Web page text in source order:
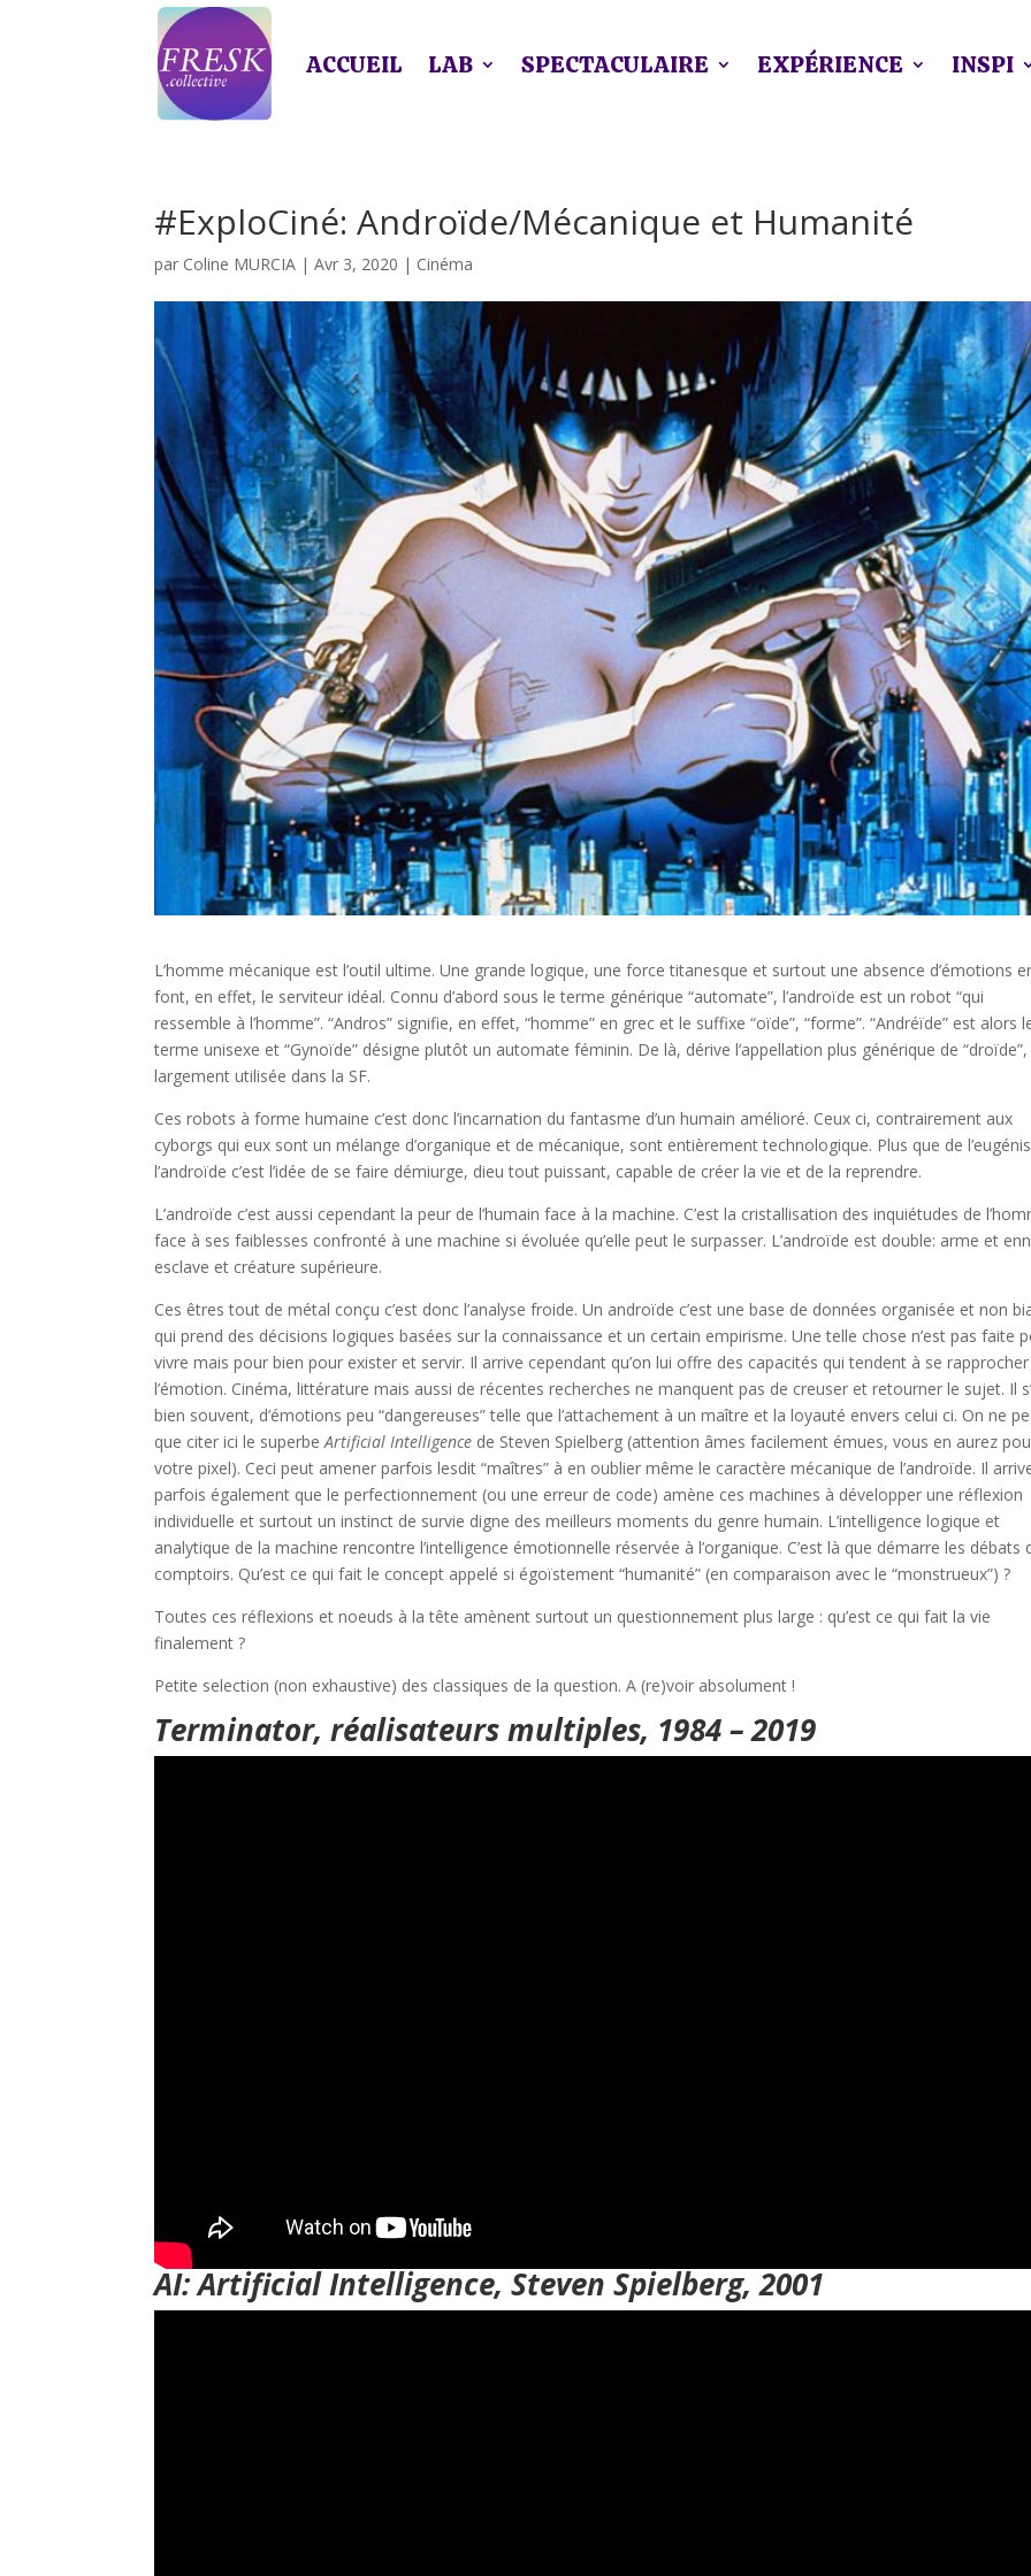
ACCUEIL LAB SPECTACULAIRE EXPÉRIENCE INSPI
#ExploCiné: Androïde/Mécanique et Humanité
par Coline MURCIA |Avr 3, 2020 | Cinéma
L’homme mécanique est l’outil ultime. Une grande logique, une force titanesque et surtout une absence d’émotions
font, en effet, le serviteur idéal. Connu d’abord sous le terme générique “automate”, l’androïde est un robot “qui
ressemble à l’homme”. “Andros” signifie, en effet, “homme” en grec et le suffixe “oïde”, “forme”. “Andréïde” est alors
terme unisexe et “Gynoïde” désigne plutôt un automate féminin. De là, dérive l’appellation plus générique de “droïde”,
largement utilisée dans la SF.
Ces robots à forme humaine c’est donc l’incarnation du fantasme d’un humain amélioré. Ceux ci, contrairement aux
cyborgs qui eux sont un mélange d’organique et de mécanique, sont entièrement technologique. Plus que de
l’androïde c’est l’idée de se faire démiurge, dieu tout puissant, capable de créer la vie et de la reprendre.
L’androïde c’est aussi cependant la peur de l’humain face à la machine. C’est la cristallisation des inquiétudes de
face à ses faiblesses confronté à une machine si évoluée qu’elle peut le surpasser. L’androïde est double: arme et
esclave et créature supérieure.
Ces êtres tout de métal conçu c’est donc l’analyse froide. Un androïde c’est une base de données organisée et non
qui prend des décisions logiques basées sur la connaissance et un certain empirisme. Une telle chose n’est pas faite
vivre mais pour bien pour exister et servir. Il arrive cependant qu’on lui offre des capacités qui tendent à se
l’émotion. Cinéma, littérature mais aussi de récentes recherches ne manquent pas de creuser et retourner le sujet. Il
bien souvent, d’émotions peu “dangereuses” telle que l’attachement à un maître et la loyauté envers celui ci. On ne
que citer ici le superbeArtificial Intelligence de Steven Spielberg (attention âmes facilement émues, vous en aurez
votre pixel). Ceci peut amener parfois lesdit “maîtres” à en oublier même le caractère mécanique de l’androïde. Il
parfois également que le perfectionnement (ou une erreur de code) amène ces machines à développer une réflexion
individuelle et surtout un instinct de survie digne des meilleurs moments du genre humain. L’intelligence logique et
analytique de la machine rencontre l’intelligence émotionnelle réservée à l’organique. C’est là que démarre les débats
comptoirs. Qu’est ce qui fait le concept appelé si égoïstement “humanité” (en comparaison avec le “monstrueux”) ?
Toutes ces réflexions et noeuds à la tête amènent surtout un questionnement plus large : qu’est ce qui fait la vie
finalement ?
Petite selection (non exhaustive) des classiques de la question. A (re)voir absolument !
Terminator, réalisateurs multiples, 1984 – 2019
AI: Artificial Intelligence, Steven Spielberg, 2001